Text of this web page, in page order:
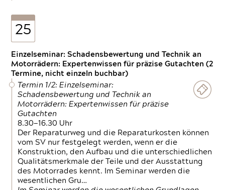
25
Einzelseminar: Schadensbewertung und Technik an
Motorrädern: Expertenwissen für präzise Gutachten (2
Termine, nicht einzeln buchbar)
Termin 1/2: Einzelseminar:
Schadensbewertung und Technik an
Motorrädern: Expertenwissen für präzise
Gutachten
8.30—16.30 Uhr
Der Reparaturweg und die Reparaturkosten können
vom SV nur festgelegt werden, wenn er die
Konstruktion, den Aufbau und die unterschiedlichen
Qualitätsmerkmale der Teile und der Ausstattung
des Motorrades kennt. Im Seminar werden die
wesentlichen Gru…